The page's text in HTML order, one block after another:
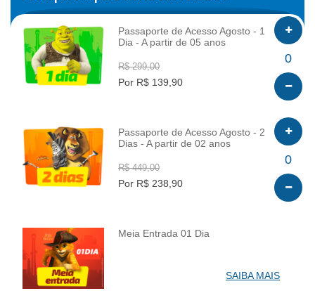
INFO
Passaporte de Acesso Agosto - 1
Dia - A partir de 05 anos
R$ 299,00
Por R$ 139,90
0
INFO
Passaporte de Acesso Agosto - 2
Dias - A partir de 02 anos
R$ 449,00
Por R$ 238,90
0
INFO
Meia Entrada 01 Dia
SAIBA MAIS